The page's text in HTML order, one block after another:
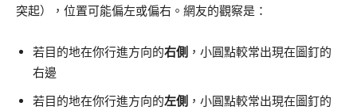
突起），位置可能偏左或偏右。網友的觀察是：
若目的地在你行進方向的右側 ，小圓點較常出現在圖釘的
右邊
若目的地在你行進方向的左側 ，小圓點較常出現在圖釘的